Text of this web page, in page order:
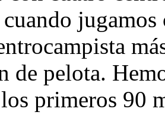
jugamos
de pelota.
primeros 90